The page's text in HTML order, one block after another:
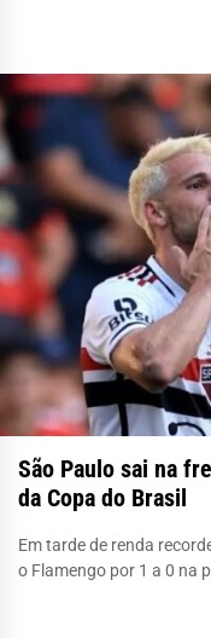
São Paulo sai na
da Copa do Brasil
Em tarde de renda
o Flamengo por 1 a 0 na